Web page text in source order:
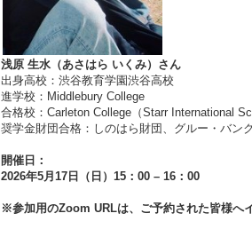
浅原 生水（あさはら いくみ）さん
出身高校：渋谷教育学園渋谷高校
進学校：Middlebury College
合格校：Carleton College（Starr International
奨学金財団合格：しのはら財団、グルー・バン
開催日：
2026年5月17日（日）15：00 – 16：00
※参加用のZoom URLは、ご予約された皆様へ